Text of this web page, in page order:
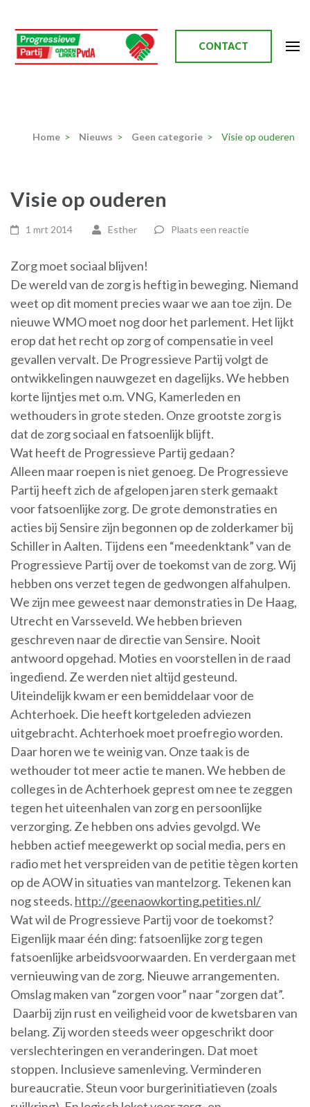
naar
inhoud
(Druk
CONTACT
Home > Nieuws > Geen categorie > Visie op ouderen
Visie op ouderen
1 mrt 2014 Esther Plaats een reactie
Zorg moet sociaal blijven!
De wereld van de zorg is heftig in beweging. Niemand
weet op dit moment precies waar we aan toe zijn. De
nieuwe WMO moet nog door het parlement. Het lijkt
erop dat het recht op zorg of compensatie in veel
gevallen vervalt. De Progressieve Partij volgt de
ontwikkelingen nauwgezet en dagelijks. We hebben
korte lijntjes met o.m. VNG, Kamerleden en
wethouders in grote steden. Onze grootste zorg is
dat de zorg sociaal en fatsoenlijk blijft.
Wat heeft de Progressieve Partij gedaan?
Alleen maar roepen is niet genoeg. De Progressieve
Partij heeft zich de afgelopen jaren sterk gemaakt
voor fatsoenlijke zorg. De grote demonstraties en
acties bij Sensire zijn begonnen op de zolderkamer bij
Schiller in Aalten. Tijdens een “meedenktank” van de
Progressieve Partij over de toekomst van de zorg. Wij
hebben ons verzet tegen de gedwongen alfahulpen.
We zijn mee geweest naar demonstraties in De Haag,
Utrecht en Varsseveld. We hebben brieven
geschreven naar de directie van Sensire. Nooit
antwoord opgehad. Moties en voorstellen in de raad
ingediend. Ze werden niet altijd gesteund.
Uiteindelijk kwam er een bemiddelaar voor de
Achterhoek. Die heeft kortgeleden adviezen
uitgebracht. Achterhoek moet proefregio worden.
Daar horen we te weinig van. Onze taak is de
wethouder tot meer actie te manen. We hebben de
colleges in de Achterhoek geprest om nee te zeggen
tegen het uiteenhalen van zorg en persoonlijke
verzorging. Ze hebben ons advies gevolgd. We
hebben actief meegewerkt op social media, pers en
radio met het verspreiden van de petitie tègen korten
op de AOW in situaties van mantelzorg. Tekenen kan
nog steeds. http://geenaowkorting.petities.nl/
Wat wil de Progressieve Partij voor de toekomst?
Eigenlijk maar één ding: fatsoenlijke zorg tegen
fatsoenlijke arbeidsvoorwaarden. En verdergaan met
vernieuwing van de zorg. Nieuwe arrangementen.
Omslag maken van “zorgen voor” naar “zorgen dat”.
Daarbij zijn rust en veiligheid voor de kwetsbaren van
belang. Zij worden steeds weer opgeschrikt door
verslechteringen en veranderingen. Dat moet
stoppen. Inclusieve samenleving. Verminderen
bureaucratie. Steun voor burgerinitiatieven (zoals